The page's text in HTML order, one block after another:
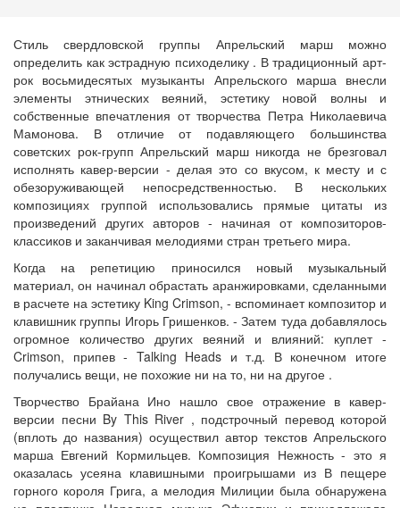
Стиль свердловской группы Апрельский марш можно
определить как эстрадную психоделику . В традиционный арт-
рок восьмидесятых музыканты Апрельского марша внесли
элементы этнических веяний, эстетику новой волны и
собственные впечатления от творчества Петра Николаевича
Мамонова. В отличие от подавляющего большинства
советских рок-групп Апрельский марш никогда не брезговал
исполнять кавер-версии - делая это со вкусом, к месту и с
обезоруживающей непосредственностью. В нескольких
композициях группой использовались прямые цитаты из
произведений других авторов - начиная от композиторов-
классиков и заканчивая мелодиями стран третьего мира.
Когда на репетицию приносился новый музыкальный
материал, он начинал обрастать аранжировками, сделанными
в расчете на эстетику King Crimson, - вспоминает композитор и
клавишник группы Игорь Гришенков. - Затем туда добавлялось
огромное количество других веяний и влияний: куплет -
Crimson, припев - Talking Heads и т.д. В конечном итоге
получались вещи, не похожие ни на то, ни на другое .
Творчество Брайана Ино нашло свое отражение в кавер-
версии песни By This River , подстрочный перевод которой
(вплоть до названия) осуществил автор текстов Апрельского
марша Евгений Кормильцев. Композиция Нежность - это я
оказалась усеяна клавишными проигрышами из В пещере
горного короля Грига, а мелодия Милиции была обнаружена